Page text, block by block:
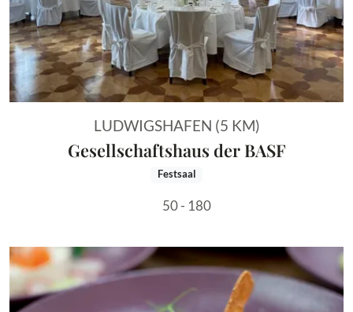
LUDWIGSHAFEN (5 KM)
Gesellschaftshaus der BASF
Festsaal
50 - 180